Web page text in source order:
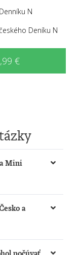
Denníku N
Deníku N
€
Mini
a
a